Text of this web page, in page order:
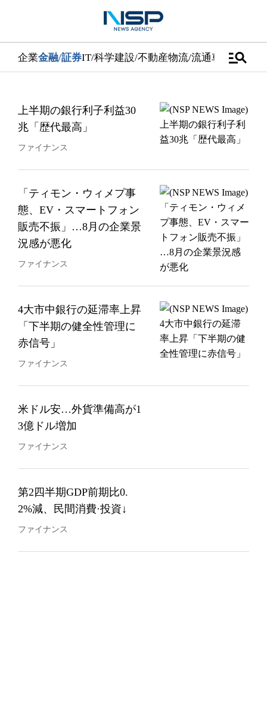
企業金融/証券IT/科学建設/不動産物流/流通車 医学/健康
manage_search
上半期の銀行利子利益30
兆「歴代最高」
ファイナンス
「ティモン・ウィメプ事
態、EV・スマートフォン
販売不振」…8月の企業景
況感が悪化
ファイナンス
4大市中銀行の延滞率上昇
「下半期の健全性管理に
赤信号」
ファイナンス
米ドル安…外貨準備高が1
3億ドル増加
ファイナンス
第2四半期GDP前期比0.
2%減、民間消費·投資↓
ファイナンス